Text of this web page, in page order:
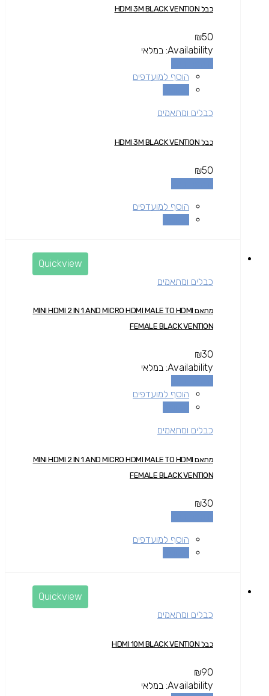
כבל HDMI 3M BLACK VENTION
₪50
Availability: במלאי
הוסף למועדפים
כבלים ומתאמים
כבל HDMI 3M BLACK VENTION
₪50
הוסף למועדפים
Quickview
כבלים ומתאמים
מתאם MINI HDMI 2 IN 1 AND MICRO HDMI MALE TO HDMI
FEMALE BLACK VENTION
₪30
Availability: במלאי
הוסף למועדפים
כבלים ומתאמים
מתאם MINI HDMI 2 IN 1 AND MICRO HDMI MALE TO HDMI
FEMALE BLACK VENTION
₪30
הוסף למועדפים
Quickview
כבלים ומתאמים
כבל HDMI 10M BLACK VENTION
₪90
Availability: במלאי